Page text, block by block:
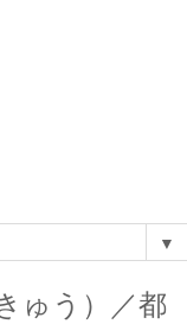
▼
ゅう）／都